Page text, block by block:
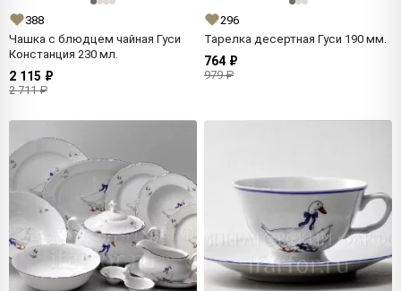
388
Чашка с блюдцем чайная Гуси
Констанция 230 мл.
2 115 ₽
2 711 ₽
296
Тарелка десертная Гуси 190 мм.
764 ₽
979 ₽